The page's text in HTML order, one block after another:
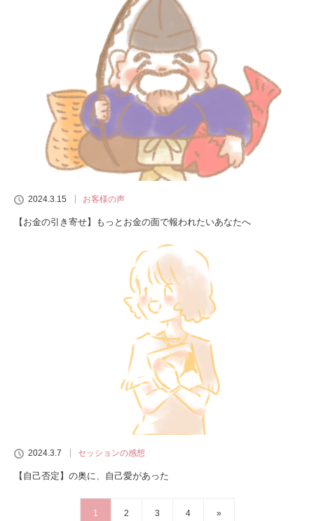
2024.3.15 お客様の声
【お金の引き寄せ】もっとお金の面で報われたいあなたへ
2024.3.7 セッションの感想
【自己否定】の奥に、自己愛があった
1 2 3 4 »